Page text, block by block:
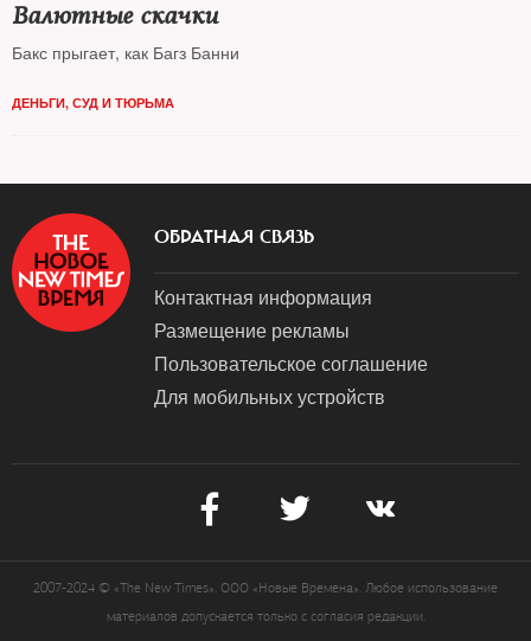
Валютные скачки
Бакс прыгает, как Багз Банни
ДЕНЬГИ, СУД И ТЮРЬМА
ОБРАТНАЯ СВЯЗЬ
Контактная информация
Размещение рекламы
Пользовательское соглашение
Для мобильных устройств
2007-2024 © «The New Times». ООО «Новые Времена». Любое использование
материалов допускается только с согласия редакции.